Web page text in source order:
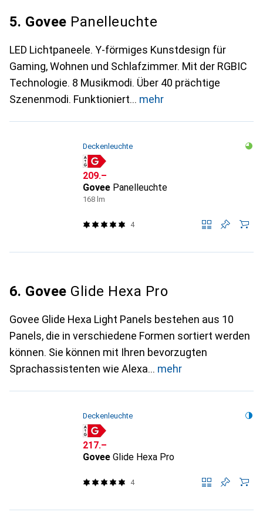
5. Govee Panelleuchte
LED Lichtpaneele. Y-förmiges Kunstdesign für
Gaming, Wohnen und Schlafzimmer. Mit der RGBIC
Technologie. 8 Musikmodi. Über 40 prächtige
Szenenmodi. Funktioniert
mehr
Deckenleuchte
CHF
209.–
Govee Panelleuchte
168 lm
4
6. Govee Glide Hexa Pro
Govee Glide Hexa Light Panels bestehen aus 10
Panels, die in verschiedene Formen sortiert werden
können. Sie können mit Ihren bevorzugten
Sprachassistenten wie Alexa
mehr
Deckenleuchte
CHF
217.–
Govee Glide Hexa Pro
4